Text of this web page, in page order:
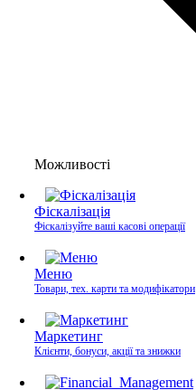
Можливості
Фіскалізація
Фіскалізуйте ваші касові операції
Меню
Товари, тех. карти та модифікатори
Маркетинг
Клієнти, бонуси, акції та знижки